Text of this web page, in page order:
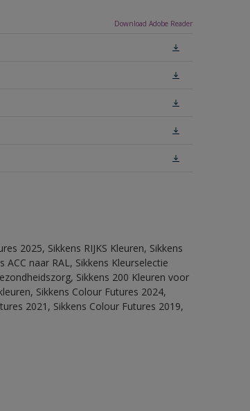
Download Adobe Reader
2025, Sikkens RIJKS Kleuren, Sikkens
naar RAL, Sikkens Kleurselectie
Sikkens 200 Kleuren voor
Sikkens Colour Futures 2024,
2021, Sikkens Colour Futures 2019,